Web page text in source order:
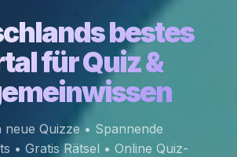
bestes
für Quiz &
neue Quizze • Spannende
• Gratis Rätsel • Online Quiz-